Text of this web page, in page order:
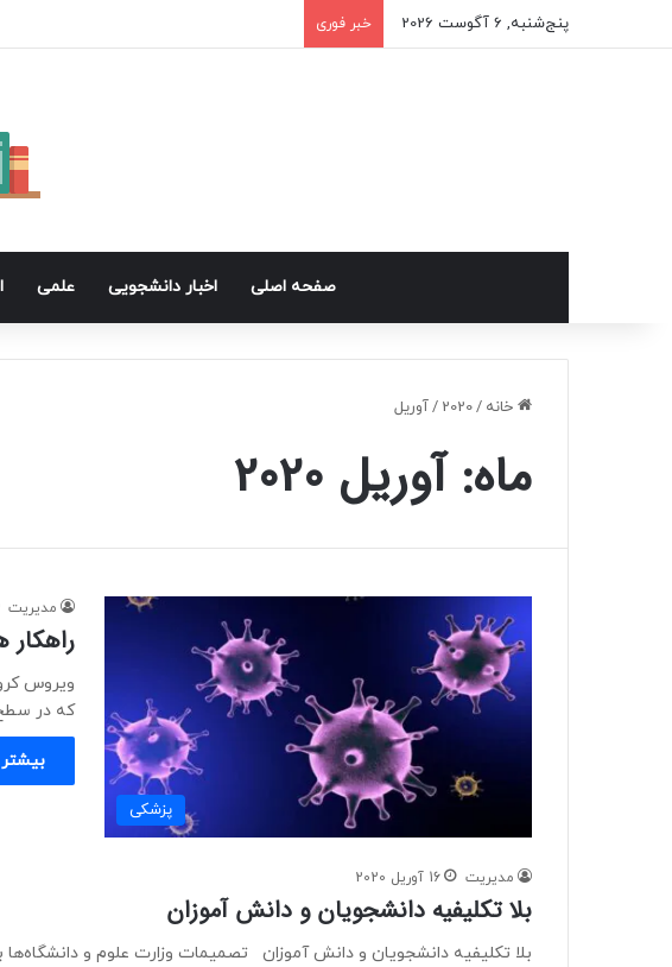
پنج‌شنبه, 6 آگوست 2026 خبر فوری
صفحه اصلی اخبار دانشجویی علمی
خانه /
2020
/آوریل
ماه:آوریل 2020
پزشکی
مدیریت
راهکار
ویروس
که در
بیشتر
مدیریت 16 آوریل 2020
بلا تکلیفیه دانشجویان و دانش آموزان
بلا تکلیفیه دانشجویان و دانش آموزان تصمیمات وزارت علوم و